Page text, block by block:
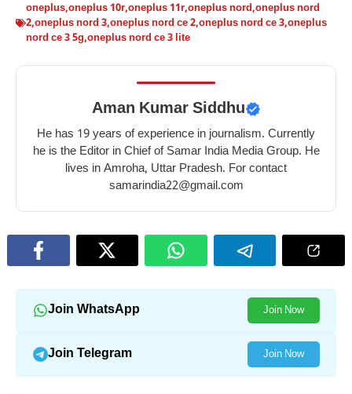
oneplus,oneplus 10r,oneplus 11r,oneplus nord,oneplus nord
2,oneplus nord 3,oneplus nord ce 2,oneplus nord ce 3,oneplus
nord ce 3 5g,oneplus nord ce 3 lite
Aman Kumar Siddhu
He has 19 years of experience in journalism. Currently
he is the Editor in Chief of Samar India Media Group. He
lives in Amroha, Uttar Pradesh. For contact
samarindia22@gmail.com
Join WhatsApp Join Now
Join Telegram Join Now